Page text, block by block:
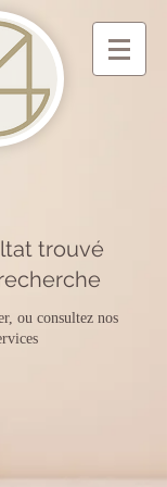
trouvé
ou consultez nos